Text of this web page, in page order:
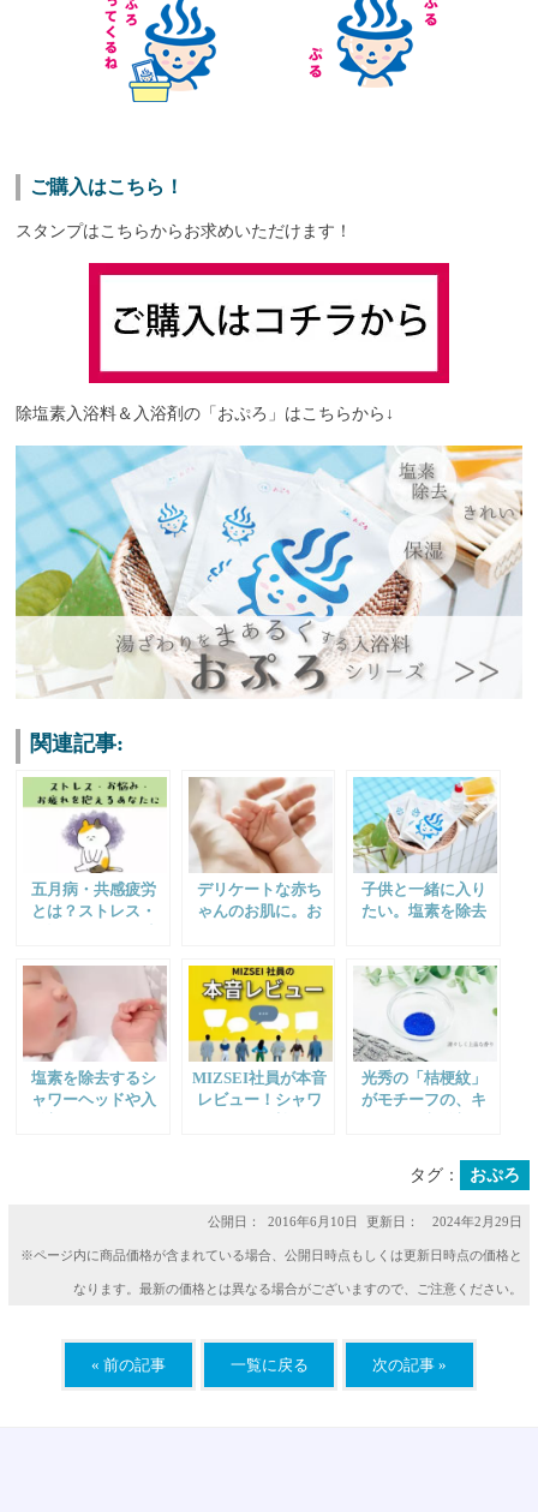
ご購入はこちら！
スタンプはこちらからお求めいただけます！
除塩素入浴料＆入浴剤の「おぷろ」はこちらから↓
関連記事:
五月病・共感疲労
とは？ストレス・
デリケートな赤ち
ゃんのお肌に。お
子供と一緒に入り
たい。塩素を除去
塩素を除去するシ
ャワーヘッドや入
MIZSEI社員が本音
レビュー！シャワ
光秀の「桔梗紋」
がモチーフの、キ
地、岐阜県山県市
で開発
タグ： おぷろ
公開日： 2016年6月10日 更新日： 2024年2月29日
※ページ内に商品価格が含まれている場合、公開日時点もしくは更新日時点の価格と
なります。最新の価格とは異なる場合がございますので、ご注意ください。
« 前の記事 一覧に戻る 次の記事 »